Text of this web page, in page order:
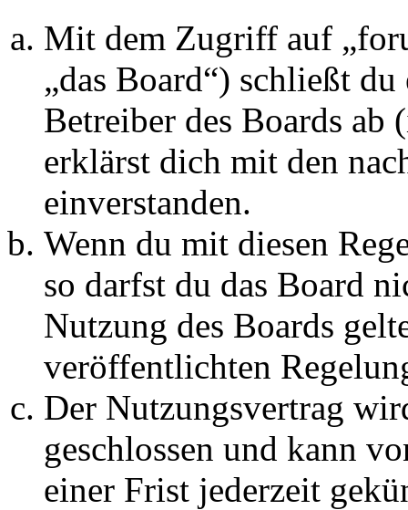
Mit dem Zugriff auf
„das Board“) schließt
Betreiber des Boards ab
erklärst dich mit den
einverstanden.
Wenn du mit diesen
so darfst du das Board
Nutzung des Boards
veröffentlichten
Der Nutzungsvertrag
geschlossen und kann
einer Frist jederzeit